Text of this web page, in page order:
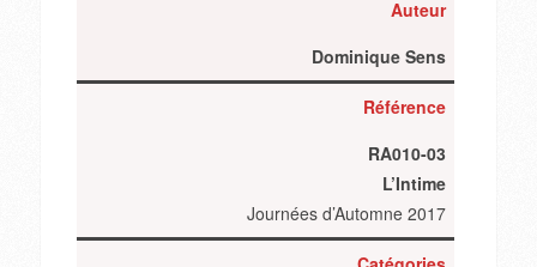
Auteur
Dominique Sens
Référence
RA010-03
L’Intime
Journées d’Automne 2017